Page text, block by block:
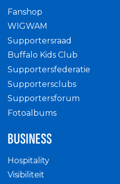
Fanshop
WIGWAM
Supportersraad
Buffalo Kids Club
Supportersfederatie
Supportersclubs
Supportersforum
Fotoalbums
BUSINESS
Hospitality
Visibiliteit